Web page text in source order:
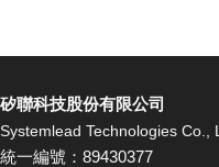
矽聯科技股份有限公司
Systemlead Technologies Co.,
統一編號：89430377